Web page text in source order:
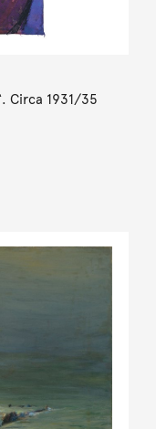
Circa 1931/35